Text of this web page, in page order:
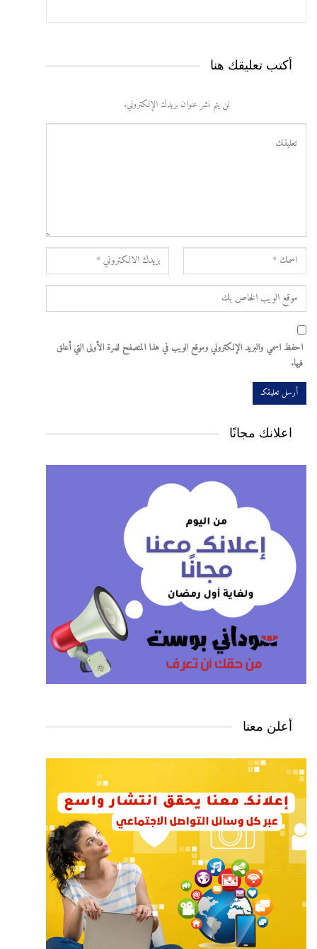
أكتب تعليقك هنا
لن يتم نشر عنوان بريدك الإلكتروني.
احفظ اسمي والبريد الإلكتروني وموقع الويب في هذا المتصفح للمرة الأولى التي أعلق
فيها.
اعلانك مجانًا
أعلن معنا